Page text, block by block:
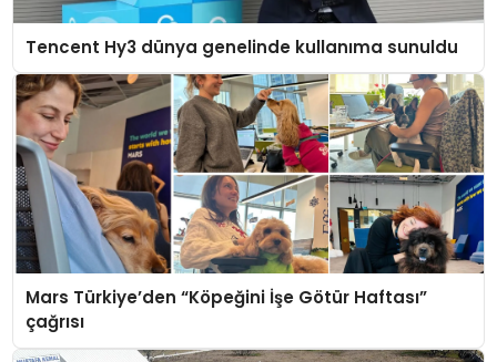
Tencent Hy3 dünya genelinde kullanıma sunuldu
Mars Türkiye’den “Köpeğini İşe Götür Haftası”
çağrısı